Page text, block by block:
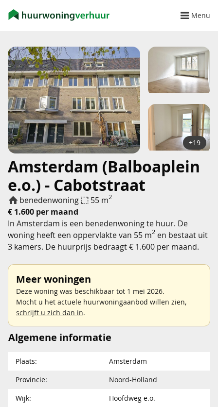
Menu
Amsterdam (Balboaplein
e.o.) - Cabotstraat
benedenwoning 55 m2
€ 1.600 per maand
+19
In Amsterdam is een benedenwoning te huur. De
woning heeft een oppervlakte van 55 m2 en bestaat uit
3 kamers. De huurprijs bedraagt € 1.600 per maand.
Meer woningen
Deze woning was beschikbaar tot 1 mei 2026.
Mocht u het actuele huurwoningaanbod willen zien,
schrijft u zich dan in.
Algemene informatie
Plaats:
Amsterdam
Provincie:
Noord-Holland
Wijk:
Hoofdweg e.o.